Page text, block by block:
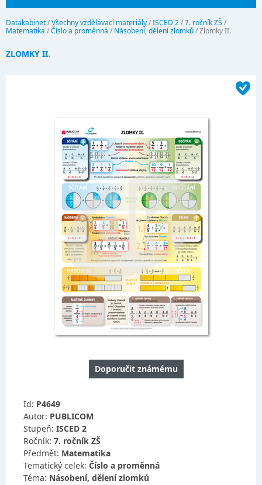
Datakabinet/Všechny vzdělávací materiály/ISCED 2/7. ročník ZŠ /
Matematika /Číslo a proměnná / Násobení, dělení zlomků/Zlomky II.
ZLOMKY II.
Doporučit známému
Id: P4649
Autor: PUBLICOM
Stupeň: ISCED 2
Ročník: 7. ročník ZŠ
Předmět: Matematika
Tematický celek: Číslo a proměnná
Téma: Násobení, dělení zlomků